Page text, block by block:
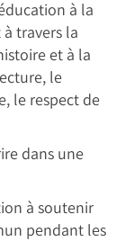
à la
travers la
et à la
le
le respect de
dans une
à soutenir
pendant les